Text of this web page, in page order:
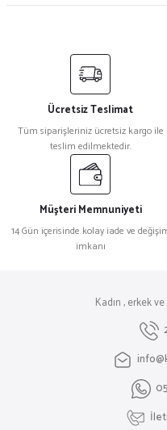
Ücretsiz Teslimat
Tüm siparişleriniz ücretsiz kargo ile
teslim edilmektedir.
Müşteri Memnuniyeti
14 Gün içerisinde kolay iade ve
imkanı
Kadın , erkek